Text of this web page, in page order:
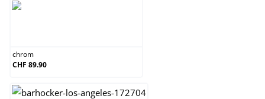
chrom
CHF 89.90